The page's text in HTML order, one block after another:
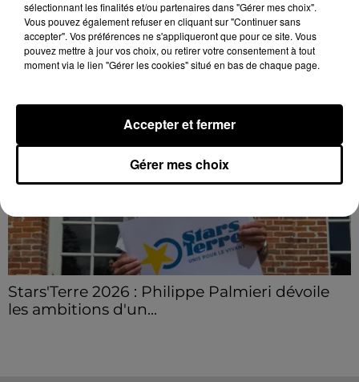
secteur de Fontaine-les-Côteaux, Montoire et Lunay.
Grâce...
LE GRAND FORMAT Voir plus
Stars'Terre 2026 : Philippe Palmieri dévoile
les ambitions d'un...
sélectionnant les finalités et/ou partenaires dans "Gérer mes choix".
Vous pouvez également refuser en cliquant sur "Continuer sans
accepter". Vos préférences ne s'appliqueront que pour ce site. Vous
pouvez mettre à jour vos choix, ou retirer votre consentement à tout
moment via le lien "Gérer les cookies" situé en bas de chaque page.
Gérer mes choix
Accepter et fermer